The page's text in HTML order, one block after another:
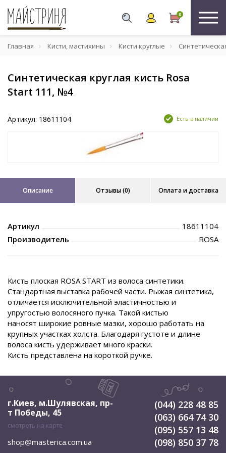
0
Главная Кисти, мастихины Кисти круглые
Синтетическая круглая кисть Rosa
Start 111, №4
Артикул: 18611104 Есть в наличии
Описание Отзывы (0) Оплата и доставка
Артикул
18611104
Производитель
ROSA
Кисть плоская ROSA START из волоса синтетики.
Стандартная выставка рабочей части. Рыжая синтетика,
отличается исключительной эластичностью и
упругостью волосяного пучка. Такой кистью
наносят широкие ровные мазки, хорошо работать на
крупных участках холста. Благодаря густоте и длине
волоса кисть удерживает много краски.
Кисть представлена на короткой ручке.
г.Киев, м.Шулявская, пр-
т Победы, 45
смотреть на карте
shop@masterica.com.ua
(044) 228 48 85
(063) 664 74 30
(095) 557 13 48
(098) 850 37 78